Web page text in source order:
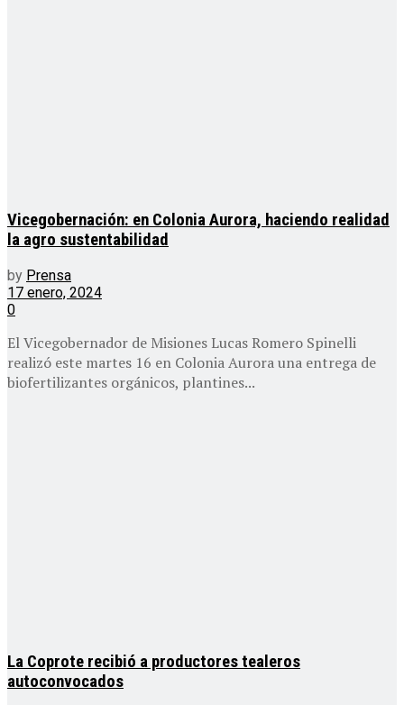
Vicegobernación: en Colonia Aurora, haciendo realidad
la agro sustentabilidad
by Prensa
17 enero, 2024
0
El Vicegobernador de Misiones Lucas Romero Spinelli
realizó este martes 16 en Colonia Aurora una entrega de
biofertilizantes orgánicos, plantines...
La Coprote recibió a productores tealeros
autoconvocados